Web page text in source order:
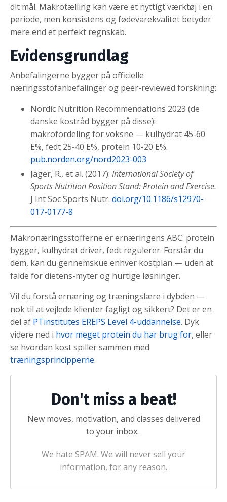
dit mål. Makrotælling kan være et nyttigt værktøj i en
periode, men konsistens og fødevarekvalitet betyder
mere end et perfekt regnskab.
Evidensgrundlag
Anbefalingerne bygger på officielle
næringsstofanbefalinger og peer-reviewed forskning:
Nordic Nutrition Recommendations 2023 (de
danske kostråd bygger på disse):
makrofordeling for voksne — kulhydrat 45-60
E%, fedt 25-40 E%, protein 10-20 E%.
pub.norden.org/nord2023-003
Jäger, R., et al. (2017): International Society of
Sports Nutrition Position Stand: Protein and Exercise.
J Int Soc Sports Nutr. doi.org/10.1186/s12970-
017-0177-8
Makronæringsstofferne er ernæringens ABC: protein
bygger, kulhydrat driver, fedt regulerer. Forstår du
dem, kan du gennemskue enhver kostplan — uden at
falde for dietens-myter og hurtige løsninger.
Vil du forstå ernæring og træningslære i dybden —
nok til at vejlede klienter fagligt og sikkert? Det er en
del af PTinstitutes EREPS Level 4-uddannelse. Dyk
videre ned i hvor meget protein du har brug for, eller
se hvordan kost spiller sammen med
træningsprincipperne.
Don't miss a beat!
New moves, motivation, and classes delivered
to your inbox.
We hate SPAM. We will never sell your
information, for any reason.